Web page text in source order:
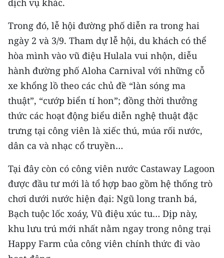
CHUYÊN ĐỀ
CÁC CHUYÊN TRANG
VỀ BÁO NHÂN DÂN
THỜI NAY
NHÂN DÂN CUỐI TUẦN
NHÂN DÂN HẰNG THÁNG
MUA BÁO
ĐỌC BÁO IN
ENGLISH
中文
dịch vụ khác.
Trong đó, lễ hội đường phố diễn ra trong hai
ngày 2 và 3/9. Tham dự lễ hội, du khách có thể
hòa mình vào vũ điệu Hulala vui nhộn, diễu
hành đường phố Aloha Carnival với những cỗ
xe khổng lồ theo các chủ đề “làn sóng ma
thuật”, “cướp biển tí hon”; đồng thời thưởng
thức các hoạt động biểu diễn nghệ thuật đặc
trưng tại công viên là xiếc thú, múa rối nước,
dân ca và nhạc cổ truyền…
Tại đây còn có công viên nước Castaway Lagoon
được đầu tư mới là tổ hợp bao gồm hệ thống trò
chơi dưới nước hiện đại: Ngũ long tranh bá,
Bạch tuộc lốc xoáy, Vũ điệu xúc tu… Dịp này,
khu lưu trú mới nhất nằm ngay trong nông trại
Happy Farm của công viên chính thức đi vào